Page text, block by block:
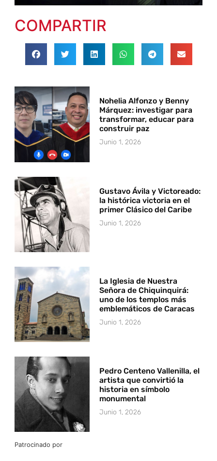
COMPARTIR
Nohelia Alfonzo y Benny
Márquez: investigar para
transformar, educar para
construir paz
Junio 1, 2026
Gustavo Ávila y Victoreado:
la histórica victoria en el
primer Clásico del Caribe
Junio 1, 2026
La Iglesia de Nuestra
Señora de Chiquinquirá:
uno de los templos más
emblemáticos de Caracas
Junio 1, 2026
Pedro Centeno Vallenilla, el
artista que convirtió la
historia en símbolo
monumental
Junio 1, 2026
Patrocinado por